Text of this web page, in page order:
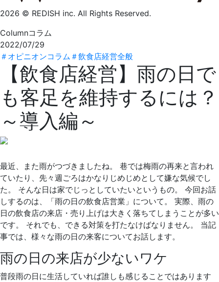
2026 © REDISH inc. All Rights Reserved.
Columnコラム
2022/07/29
＃ オピニオンコラム ＃飲食店経営全般
【飲食店経営】雨の日で
も客足を維持するには？
～導入編～
最近、また雨がつづきましたね。 巷では梅雨の再来と言われ
ていたり、先々週ごろはかなりじめじめとして嫌な気候でし
た。 そんな日は家でじっとしていたいというもの。 今回お話
しするのは、「雨の日の飲食店営業」について。 実際、雨の
日の飲食店の来店・売り上げは大きく落ちてしまうことが多い
です。 それでも、できる対策を打たなけばなりません。 当記
事では、様々な雨の日の来客についてお話します。
雨の日の来店が少ないワケ
普段雨の日に生活していれば誰しも感じることではあります